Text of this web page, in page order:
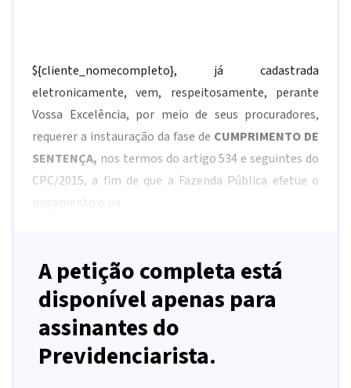
${cliente_nomecompleto}, já cadastrada
eletronicamente, vem, respeitosamente, perante
Vossa Excelência, por meio de seus procuradores,
requerer a instauração da fase de CUMPRIMENTO DE
SENTENÇA, nos termos do artigo 534 e seguintes do
CPC/2015, a fim de que a Fazenda Pública efetue o
pagamento o pa
A petição completa está
disponível apenas para
assinantes do
Previdenciarista.